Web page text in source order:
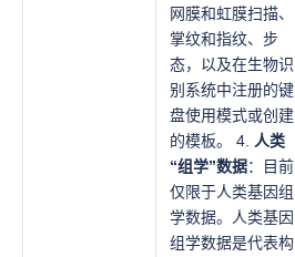
网膜和虹膜扫描、
掌纹和指纹、步
态，以及在生物识
别系统中注册的键
盘使用模式或创建
的模板。 4.
人类
“组学”数据：目前
仅限于人类基因组
学数据。人类基因
组学数据是代表构